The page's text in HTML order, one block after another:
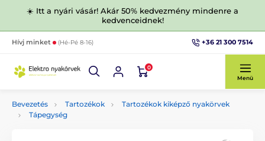
☀️ Itt a nyári vásár! Akár 50% kedvezmény mindenre a
kedvenceidnek!
Hívj minket (Hé-Pé 8-16) +36 21 300 7514
0
Menü
Bevezetés Tartozékok
Tartozékok kiképző nyakörvek
Tápegység